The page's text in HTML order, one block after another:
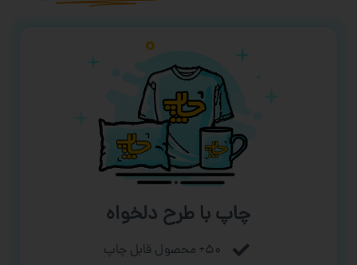
چاپ با طرح دلخواه
۵۰+ محصول قابل چاپ